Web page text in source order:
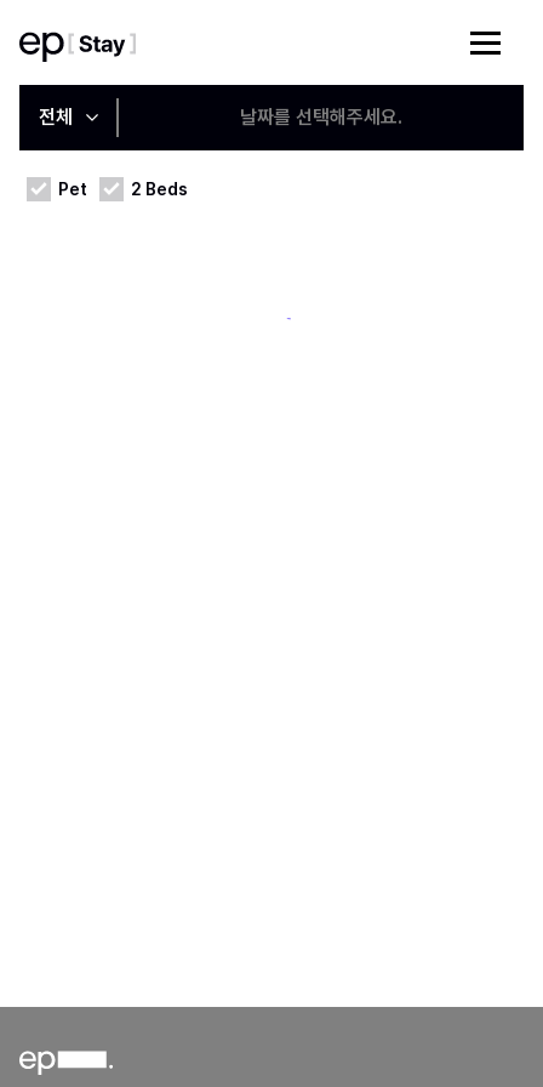
전체 날짜를 선택해주세요.
Pet 2 Beds